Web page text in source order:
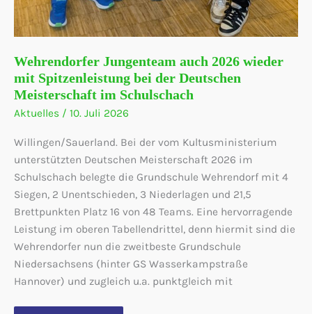
Wehrendorfer Jungenteam auch 2026 wieder
mit Spitzenleistung bei der Deutschen
Meisterschaft im Schulschach
Aktuelles / 10. Juli 2026
Willingen/Sauerland. Bei der vom Kultusministerium
unterstützten Deutschen Meisterschaft 2026 im
Schulschach belegte die Grundschule Wehrendorf mit 4
Siegen, 2 Unentschieden, 3 Niederlagen und 21,5
Brettpunkten Platz 16 von 48 Teams. Eine hervorragende
Leistung im oberen Tabellendrittel, denn hiermit sind die
Wehrendorfer nun die zweitbeste Grundschule
Niedersachsens (hinter GS Wasserkampstraße
Hannover) und zugleich u.a. punktgleich mit